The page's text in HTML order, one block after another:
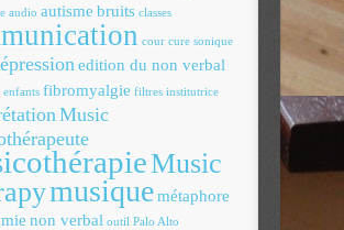
audio autisme bruits classes
cour cure sonique
edition du non verbal
enfants fibromyalgie filtres institutrice
Music
Music
musiquemétaphore
non verbal outil Palo Alto